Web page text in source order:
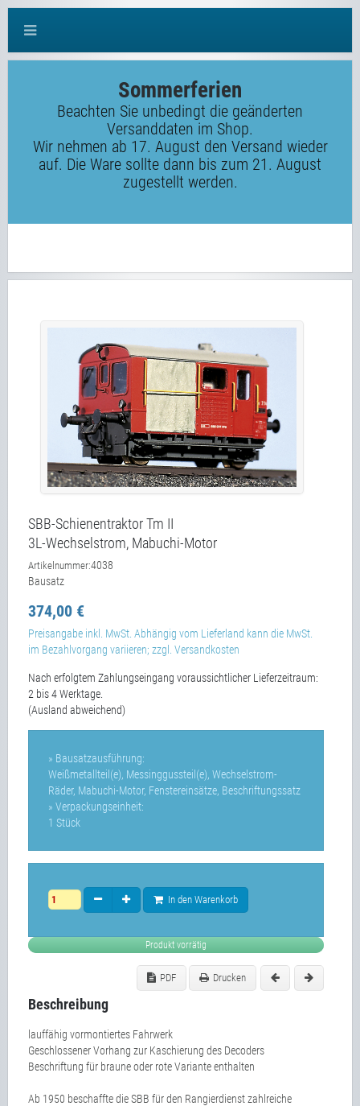
Sommerferien
Beachten Sie unbedingt die geänderten
Versanddaten im Shop.
Wir nehmen ab 17. August den Versand wieder
auf. Die Ware sollte dann bis zum 21. August
zugestellt werden.
SBB-Schienentraktor Tm II
3L-Wechselstrom, Mabuchi-Motor
Artikelnummer:4038
Bausatz
374,00 €
Preisangabe inkl. MwSt. Abhängig vom Lieferland kann die MwSt.
im Bezahlvorgang variieren; zzgl. Versandkosten
Nach erfolgtem Zahlungseingang voraussichtlicher Lieferzeitraum:
2 bis 4 Werktage.
(Ausland abweichend)
» Bausatzausführung:
Weißmetallteil(e), Messinggussteil(e), Wechselstrom-
Räder, Mabuchi-Motor, Fenstereinsätze, Beschriftungssatz
» Verpackungseinheit:
1 Stück
In den Warenkorb
Produkt vorrätig
PDF Drucken
Beschreibung
lauffähig vormontiertes Fahrwerk
Geschlossener Vorhang zur Kaschierung des Decoders
Beschriftung für braune oder rote Variante enthalten
Ab 1950 beschaffte die SBB für den Rangierdienst zahlreiche